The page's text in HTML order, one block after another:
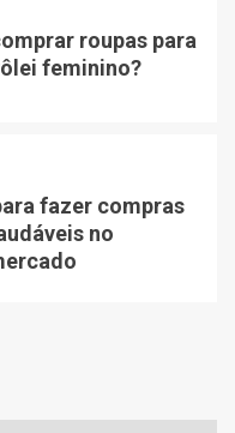
jogar vôlei
roupas para
feminino?
fazer compras
no